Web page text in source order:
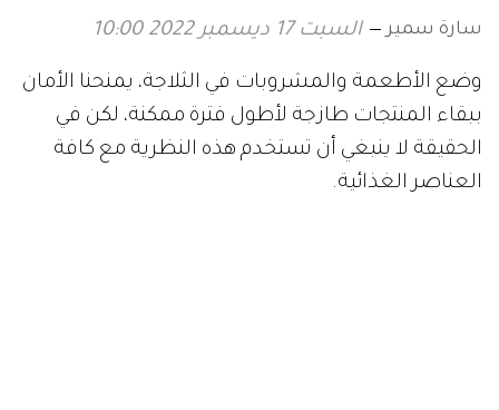
سارة سمير السبت 17 ديسمبر 2022 10:00
وضع الأطعمة والمشروبات في الثلاجة، يمنحنا الأمان
ببقاء المنتجات طازجة لأطول فترة ممكنة، لكن في
الحقيقة لا ينبغي أن تستخدم هذه النظرية مع كافة
العناصر الغذائية.